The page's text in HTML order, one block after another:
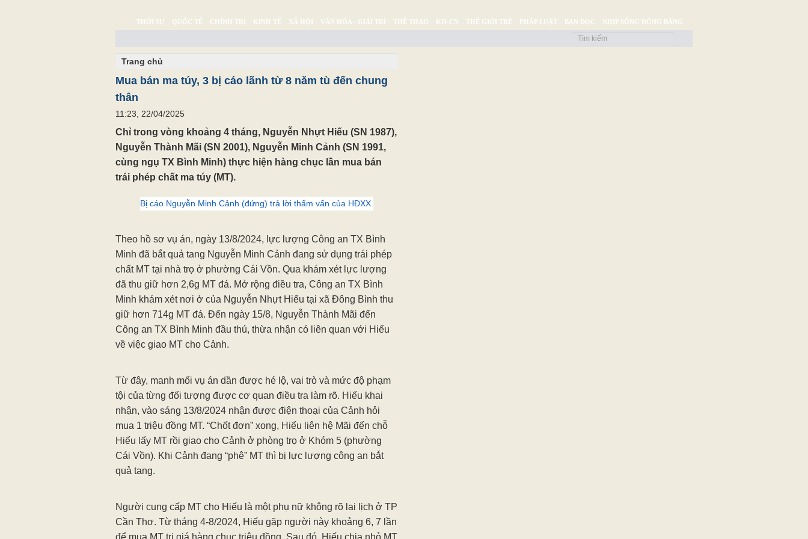
THỜI SỰ QUỐC TẾ CHÍNH TRỊ KINH TẾ XÃ HỘI VĂN HÓA - GIẢI TRÍ THỂ THAO KH-CN THẾ GIỚI TRẺ PHÁP LUẬT BẠN ĐỌC NHỊP SỐNG ĐỒNG BẰNG
Trang chủ
Mua bán ma túy, 3 bị cáo lãnh từ 8 năm tù đến chung
thân
11:23, 22/04/2025
Chỉ trong vòng khoảng 4 tháng, Nguyễn Nhựt Hiếu (SN 1987),
Nguyễn Thành Mãi (SN 2001), Nguyễn Minh Cảnh (SN 1991,
cùng ngụ TX Bình Minh) thực hiện hàng chục lần mua bán
trái phép chất ma túy (MT).
Bị cáo Nguyễn Minh Cảnh (đứng) trả lời thẩm vấn của HĐXX.
Theo hồ sơ vụ án, ngày 13/8/2024, lực lượng Công an TX Bình
Minh đã bắt quả tang Nguyễn Minh Cảnh đang sử dụng trái phép
chất MT tại nhà trọ ở phường Cái Vồn. Qua khám xét lực lượng
đã thu giữ hơn 2,6g MT đá. Mở rộng điều tra, Công an TX Bình
Minh khám xét nơi ở của Nguyễn Nhựt Hiếu tại xã Đông Bình thu
giữ hơn 714g MT đá. Đến ngày 15/8, Nguyễn Thành Mãi đến
Công an TX Bình Minh đầu thú, thừa nhận có liên quan với Hiếu
về việc giao MT cho Cảnh.
Từ đây, manh mối vụ án dần được hé lộ, vai trò và mức độ phạm
tội của từng đối tượng được cơ quan điều tra làm rõ. Hiếu khai
nhận, vào sáng 13/8/2024 nhận được điện thoại của Cảnh hỏi
mua 1 triệu đồng MT. “Chốt đơn” xong, Hiếu liên hệ Mãi đến chỗ
Hiếu lấy MT rồi giao cho Cảnh ở phòng trọ ở Khóm 5 (phường
Cái Vồn). Khi Cảnh đang “phê” MT thì bị lực lượng công an bắt
quả tang.
Người cung cấp MT cho Hiếu là một phụ nữ không rõ lai lịch ở TP
Cần Thơ. Từ tháng 4-8/2024, Hiếu gặp người này khoảng 6, 7 lần
để mua MT trị giá hàng chục triệu đồng. Sau đó, Hiếu chia nhỏ MT